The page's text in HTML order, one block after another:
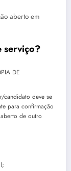
aberto em
serviço?
DE
candidato deve se
para confirmação
de outro